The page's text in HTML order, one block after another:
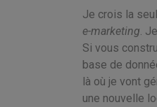
Je crois la
e-marketing .
Si vous
base de
là où je vont
une nouvelle